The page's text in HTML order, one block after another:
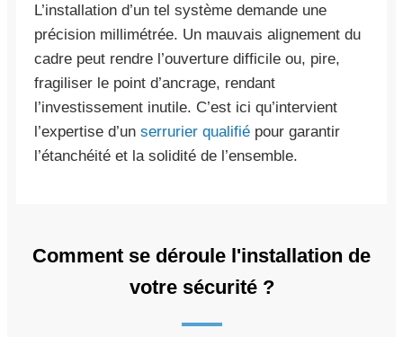
L’installation d’un tel système demande une
précision millimétrée. Un mauvais alignement du
cadre peut rendre l’ouverture difficile ou, pire,
fragiliser le point d’ancrage, rendant
l’investissement inutile. C’est ici qu’intervient
l’expertise d’un serrurier qualifié pour garantir
l’étanchéité et la solidité de l’ensemble.
Comment se déroule l'installation de
votre sécurité ?